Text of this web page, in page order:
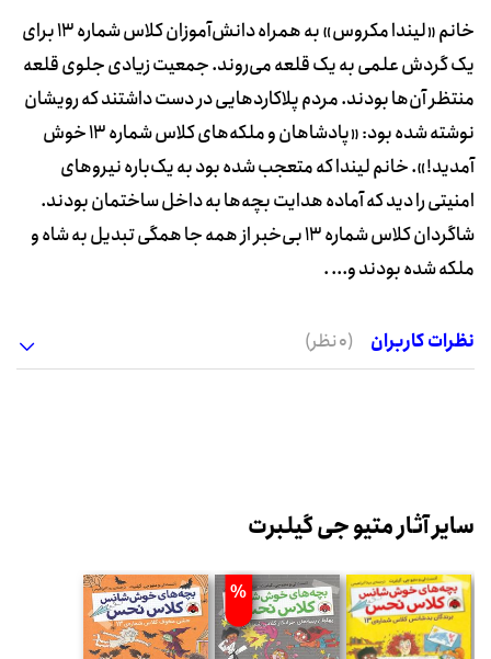
خانم «لیندا مکروس» به همراه دانش‌آموزان کلاس شماره 13 برای
یک گردش علمی به یک قلعه می‌روند. جمعیت زیادی جلوی قلعه
منتظر آن‌ها بودند. مردم پلاکاردهایی در دست داشتند که رویشان
نوشته شده بود: «پادشاهان و ملکه‌های کلاس شماره 13 خوش
آمدید!». خانم لیندا که متعجب شده بود به یک‌باره نیروهای
امنیتی را دید که آماده هدایت بچه‌ها به داخل ساختمان بودند.
شاگردان کلاس شماره 13 بی‌خبر از همه جا همگی تبدیل به شاه و
ملکه شده بودند و... .
نظرات کاربران (0 نظر)
سایر آثار متیو جی گیلبرت
%